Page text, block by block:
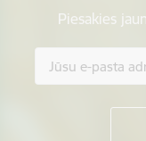
Piesakies